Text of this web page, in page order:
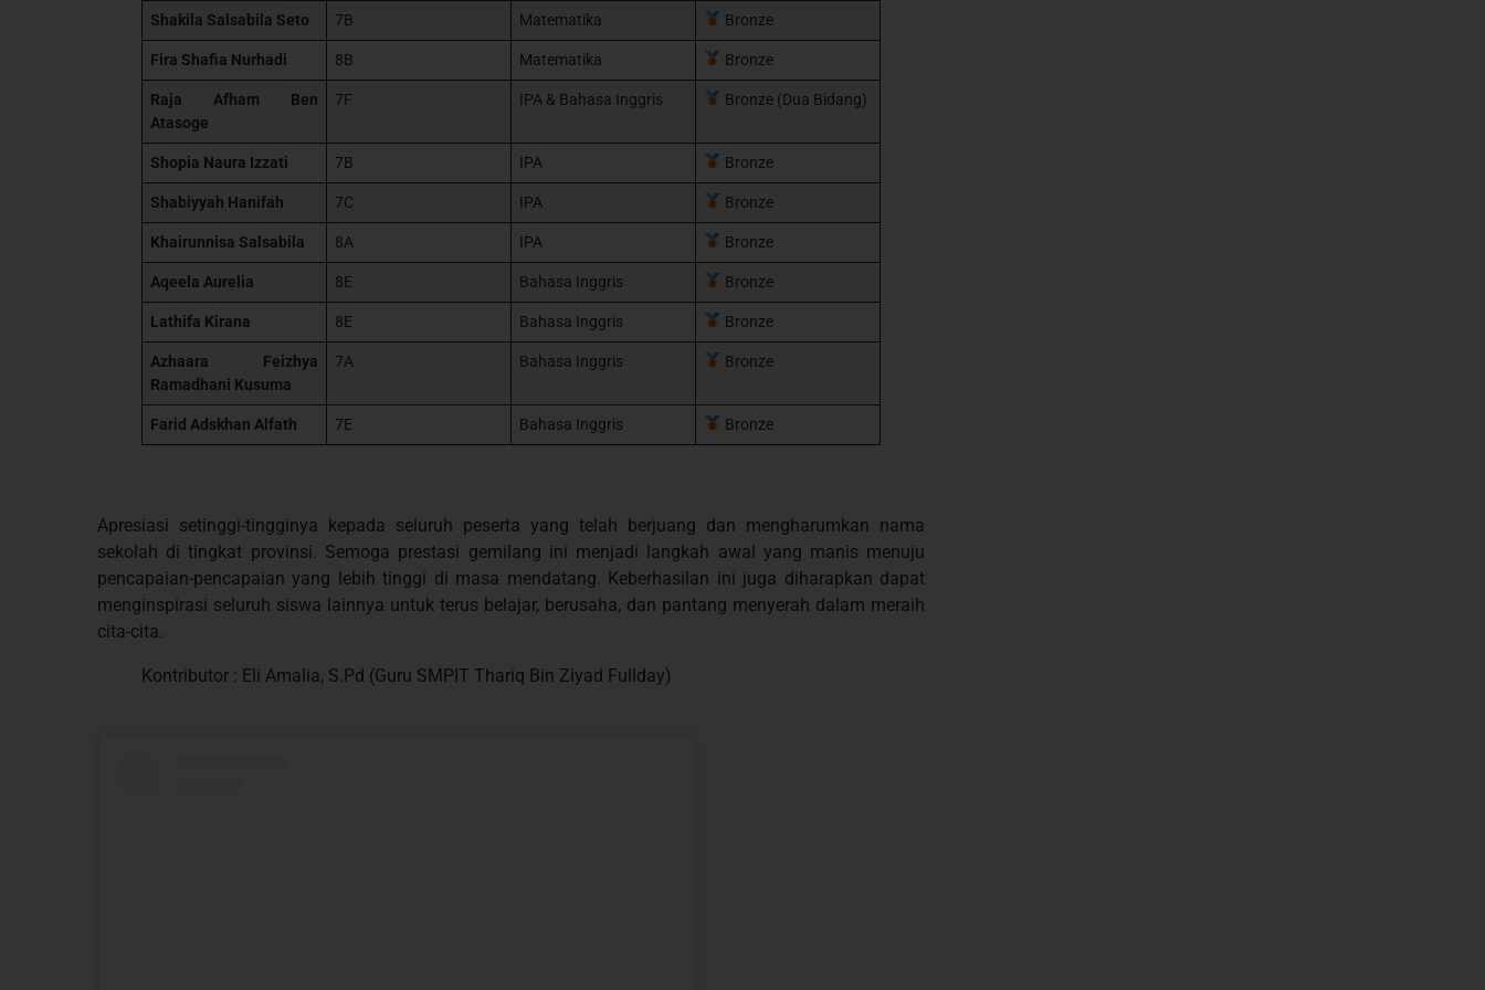
Shakila Salsabila Seto 7B Matematika Bronze
Fira Shafia Nurhadi 8B Matematika Bronze
Raja Afham Ben
Atasoge
7F IPA & Bahasa Inggris Bronze (Dua Bidang)
Shopia Naura Izzati 7B IPA Bronze
Shabiyyah Hanifah 7C IPA Bronze
Khairunnisa Salsabila 8A IPA Bronze
Aqeela Aurelia 8E Bahasa Inggris Bronze
Lathifa Kirana 8E Bahasa Inggris Bronze
Azhaara Feizhya
Ramadhani Kusuma
7A Bahasa Inggris Bronze
Farid Adskhan Alfath 7E Bahasa Inggris Bronze
Apresiasi setinggi-tingginya kepada seluruh peserta yang telah berjuang dan mengharumkan nama
sekolah di tingkat provinsi. Semoga prestasi gemilang ini menjadi langkah awal yang manis menuju
pencapaian-pencapaian yang lebih tinggi di masa mendatang. Keberhasilan ini juga diharapkan dapat
menginspirasi seluruh siswa lainnya untuk terus belajar, berusaha, dan pantang menyerah dalam meraih
cita-cita.
Kontributor : Eli Amalia, S.Pd (Guru SMPIT Thariq Bin Ziyad Fullday)